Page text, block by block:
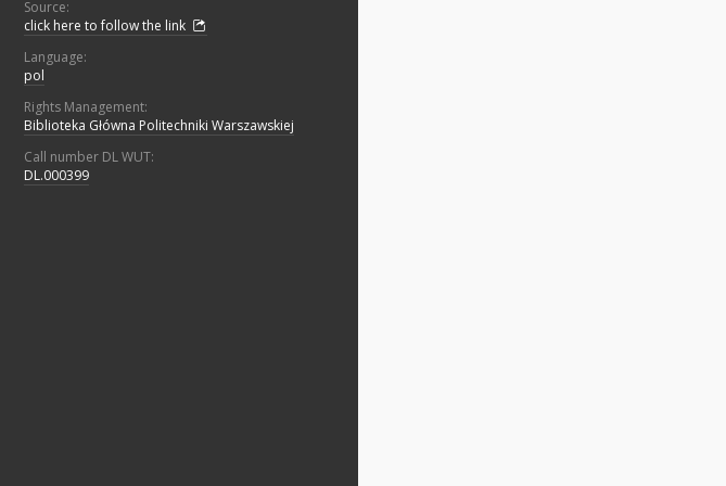
Source:
click here to follow the link
Language:
pol
Rights Management:
Biblioteka Główna Politechniki Warszawskiej
Call number DL WUT:
DL.000399